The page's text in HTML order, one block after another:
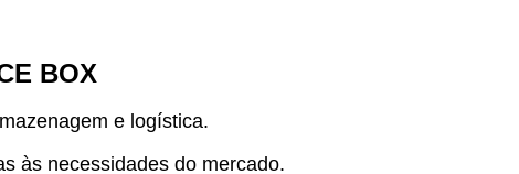
BOX
e logística.
às necessidades do mercado.